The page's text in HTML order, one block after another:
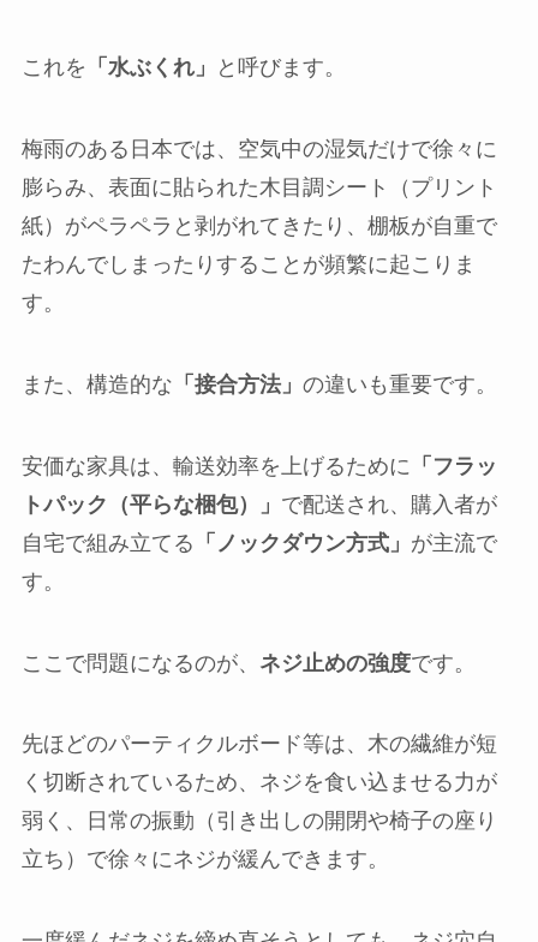
これを 「水ぶくれ」 と呼びます。
梅雨のある日本では、空気中の湿気だけで徐々に
膨らみ、表面に貼られた木目調シート（プリント
紙）がペラペラと剥がれてきたり、棚板が自重で
たわんでしまったりすることが頻繁に起こりま
す。
また、構造的な 「接合方法」 の違いも重要です。
安価な家具は、輸送効率を上げるために 「フラッ
トパック（平らな梱包）」 で配送され、購入者が
自宅で組み立てる 「ノックダウン方式」 が主流で
す。
ここで問題になるのが、 ネジ止めの強度です。
先ほどのパーティクルボード等は、木の繊維が短
く切断されているため、ネジを食い込ませる力が
弱く、日常の振動（引き出しの開閉や椅子の座り
立ち）で徐々にネジが緩んできます。